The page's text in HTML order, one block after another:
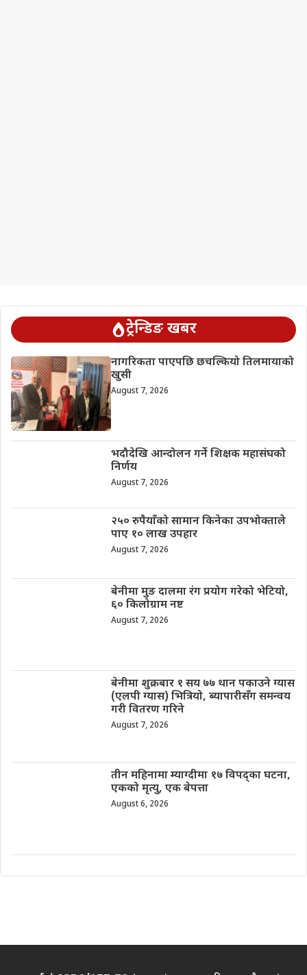
ट्रेन्डिङ खबर
नागरिकता पाएपछि छचल्कियो तिलमायाको
खुसी
August 7, 2026
भदौदेखि आन्दोलन गर्ने शिक्षक महासंघको
निर्णय
August 7, 2026
२५० रुपैयाँको सामान किनेका उपभोक्ताले
पाए १० लाख उपहार
August 7, 2026
बेनीमा मुङ दालमा रंग प्रयोग गरेको भेटियो,
६० किलोग्राम नष्ट
August 7, 2026
बेनीमा शुक्रबार १ सय ७७ थान पकाउने ग्यास
(एलपी ग्यास) भित्रियो, ब्यापारीसँग समन्वय
गरी वितरण गरिने
August 7, 2026
तीन महिनामा म्याग्दीमा १७ विपद्का घटना,
एकको मृत्यु, एक बेपत्ता
August 6, 2026